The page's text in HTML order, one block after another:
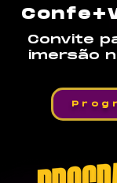
Convite
imersão